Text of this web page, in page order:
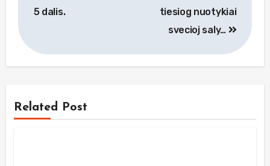
įrašų
5 dalis.
tiesiog nuotykiai
svecioj saly…
Related Post